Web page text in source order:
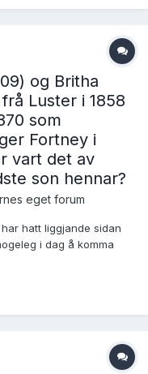
og Britha
Luster i 1858
som
Fortney i
vart det av
son hennar?
eget forum
hatt liggjande sidan
i dag å komma
under Bolstad, vart